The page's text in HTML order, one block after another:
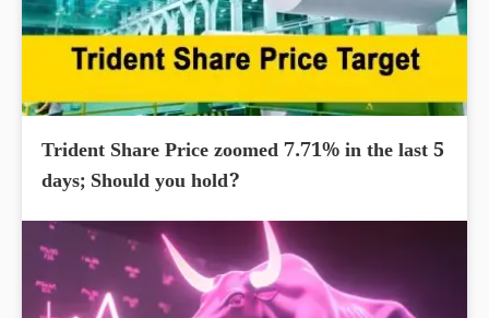
Trident Share Price zoomed 7.71% in the last 5
days; Should you hold?